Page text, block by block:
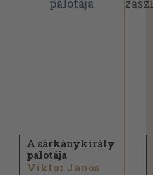
A sárkánykirály
palotája
Viktor János